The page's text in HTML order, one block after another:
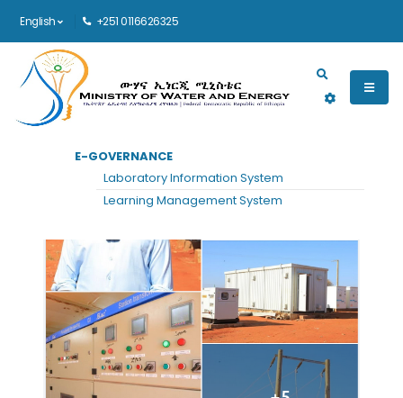
English +251 0116626325
Main navigation
E-GOVERNANCE
Laboratory Information System
Learning Management System